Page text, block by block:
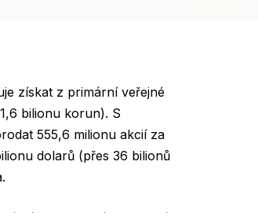
získat z primární veřejné
bilionu korun). S
555,6 milionu akcií za
dolarů (přes 36 bilionů